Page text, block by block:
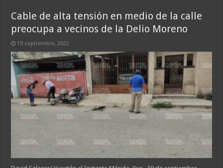
Cable de alta tensión en medio de la calle
preocupa a vecinos de la Delio Moreno
19 septiembre, 2022